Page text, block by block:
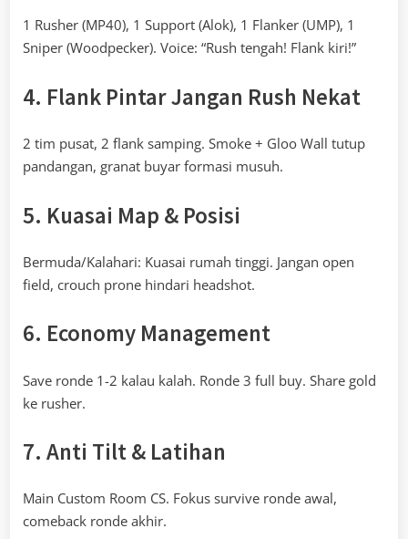
1 Rusher (MP40), 1 Support (Alok), 1 Flanker (UMP), 1
Sniper (Woodpecker). Voice: “Rush tengah! Flank kiri!”
4. Flank Pintar Jangan Rush Nekat
2 tim pusat, 2 flank samping. Smoke + Gloo Wall tutup
pandangan, granat buyar formasi musuh.
5. Kuasai Map & Posisi
Bermuda/Kalahari: Kuasai rumah tinggi. Jangan open
field, crouch prone hindari headshot.
6. Economy Management
Save ronde 1-2 kalau kalah. Ronde 3 full buy. Share gold
ke rusher.
7. Anti Tilt & Latihan
Main Custom Room CS. Fokus survive ronde awal,
comeback ronde akhir.